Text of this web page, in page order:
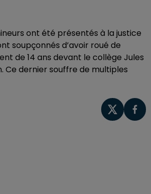
ont été présentés à la justice
soupçonnés d’avoir roué de
de 14 ans devant le collège Jules
Ce dernier souffre de multiples